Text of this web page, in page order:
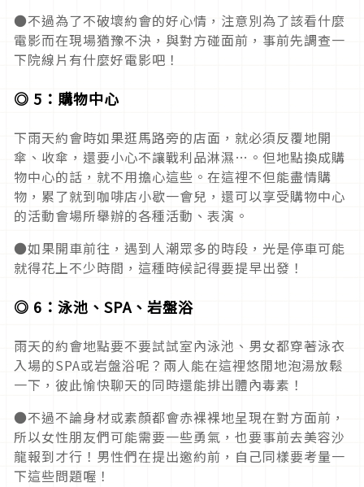
●不過為了不破壞約會的好心情，注意別為了該看什麼
電影而在現場猶豫不決，與對方碰面前，事前先調查一
下院線片有什麼好電影吧！
◎ 5：購物中心
下雨天約會時如果逛馬路旁的店面，就必須反覆地開
傘、收傘，還要小心不讓戰利品淋濕…。但地點換成購
物中心的話，就不用擔心這些。在這裡不但能盡情購
物，累了就到咖啡店小歇一會兒，還可以享受購物中心
的活動會場所舉辦的各種活動、表演。
●如果開車前往，遇到人潮眾多的時段，光是停車可能
就得花上不少時間，這種時候記得要提早出發！
◎ 6：泳池、SPA、岩盤浴
雨天的約會地點要不要試試室內泳池、男女都穿著泳衣
入場的SPA或岩盤浴呢？兩人能在這裡悠閒地泡湯放鬆
一下，彼此愉快聊天的同時還能排出體內毒素！
●不過不論身材或素顏都會赤裸裸地呈現在對方面前，
所以女性朋友們可能需要一些勇氣，也要事前去美容沙
龍報到才行！男性們在提出邀約前，自己同樣要考量一
下這些問題喔！